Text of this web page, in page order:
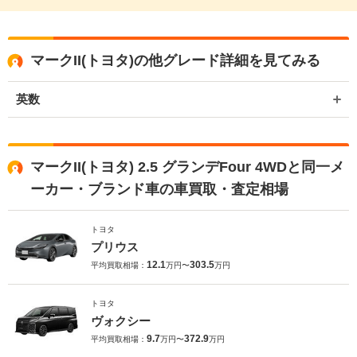
マークII(トヨタ)の他グレード詳細を見てみる
英数
マークII(トヨタ) 2.5 グランデFour 4WDと同一メ
ーカー・ブランド車の車買取・査定相場
トヨタ
プリウス
平均買取相場： 12.1万円〜303.5万円
トヨタ
ヴォクシー
平均買取相場： 9.7万円〜372.9万円